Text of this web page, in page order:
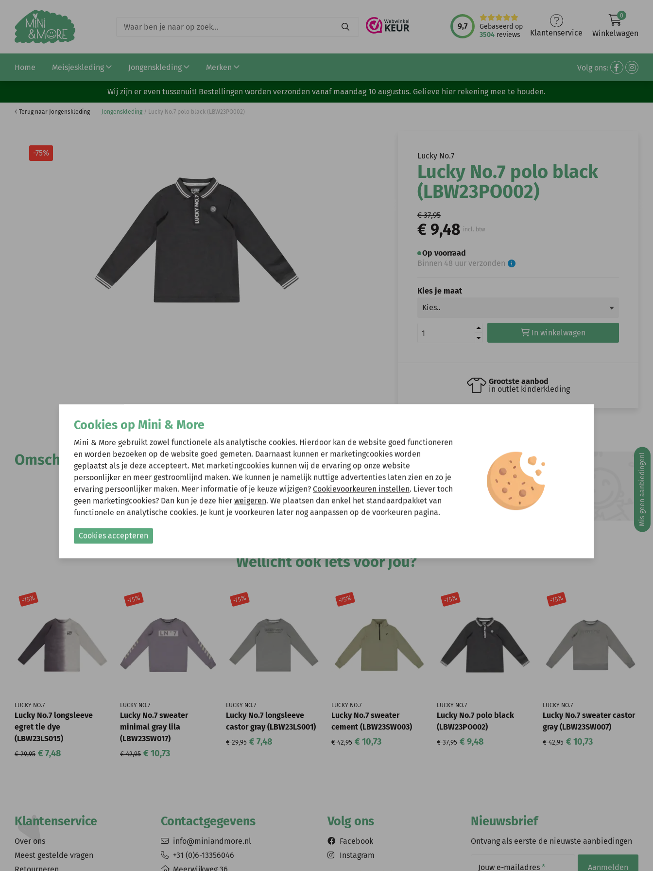
9,7
Gebaseerd op
3504 reviews Klantenservice
0
Winkelwagen
Home Meisjeskleding Jongenskleding Merken Volg ons:
Wij zijn er even tussenuit! Bestellingen worden verzonden vanaf maandag 10 augustus. Gelieve hier rekening mee te houden.
Terug naar Jongenskleding Jongenskleding / Lucky No.7 polo black (LBW23PO002)
Lucky No.7
Lucky No.7 polo black
(LBW23PO002)
-75%
€ 37,95
€ 9,48 incl. btw
Op voorraad
Binnen 48 uur verzonden
Kies je maat
In winkelwagen
Grootste aanbod
in outlet kinderkleding
Omschrijving
Heeft u vragen?
Stuur een e-mail
info@miniandmore.nl
Wellicht ook iets voor jou?
-75%
LUCKY NO.7
Lucky No.7 longsleeve
egret tie dye
(LBW23LS015)
€ 29,95 € 7,48
-75%
LUCKY NO.7
Lucky No.7 sweater
minimal gray lila
(LBW23SW017)
€ 42,95 € 10,73
-75%
LUCKY NO.7
Lucky No.7 longsleeve
castor gray (LBW23LS001)
€ 29,95 € 7,48
-75%
LUCKY NO.7
Lucky No.7 sweater
cement (LBW23SW003)
€ 42,95 € 10,73
-75%
LUCKY NO.7
Lucky No.7 polo black
(LBW23PO002)
€ 37,95 € 9,48
-75%
LUCKY NO.7
Lucky No.7 sweater castor
gray (LBW23SW007)
€ 42,95 € 10,73
€ 37,95 € 9,48
Klantenservice
Over ons
Meest gestelde vragen
Contactgegevens
info@miniandmore.nl
+31 (0)6-13356046
Volg ons
Facebook
Instagram
Nieuwsbrief
Ontvang als eerste de nieuwste aanbiedingen
Jouw e-mailadres * Aanmelden
Mis geen aanbiedingen!
Wij zijn er even tussenuit!
Natuurlijk kun je wel gewoon een bestelling plaatsen maar deze wordt dan maandag 10 augustus
verzonden.
Gelieve hier rekening mee te houden bij het plaatsen van je bestelling.
Shop nu!
Cookies op Mini & More
Mini & More gebruikt zowel functionele als analytische cookies. Hierdoor kan de website goed functioneren
en worden bezoeken op de website goed gemeten. Daarnaast kunnen er marketingcookies worden
geplaatst als je deze accepteert. Met marketingcookies kunnen wij de ervaring op onze website
persoonlijker en meer gestroomlijnd maken. We kunnen je namelijk nuttige advertenties laten zien en zo je
ervaring persoonlijker maken. Meer informatie of je keuze wijzigen? Cookievoorkeuren instellen. Liever toch
geen marketingcookies? Dan kun je deze hier weigeren. We plaatsen dan enkel het standaardpakket van
functionele en analytische cookies. Je kunt je voorkeuren later nog aanpassen op de voorkeuren pagina.
Cookies accepteren